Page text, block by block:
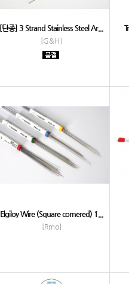
[단종] 3 Strand Stainless Steel Ar...
[G&H]
Elgiloy Wire (Square cornered) 1...
[Rmo]